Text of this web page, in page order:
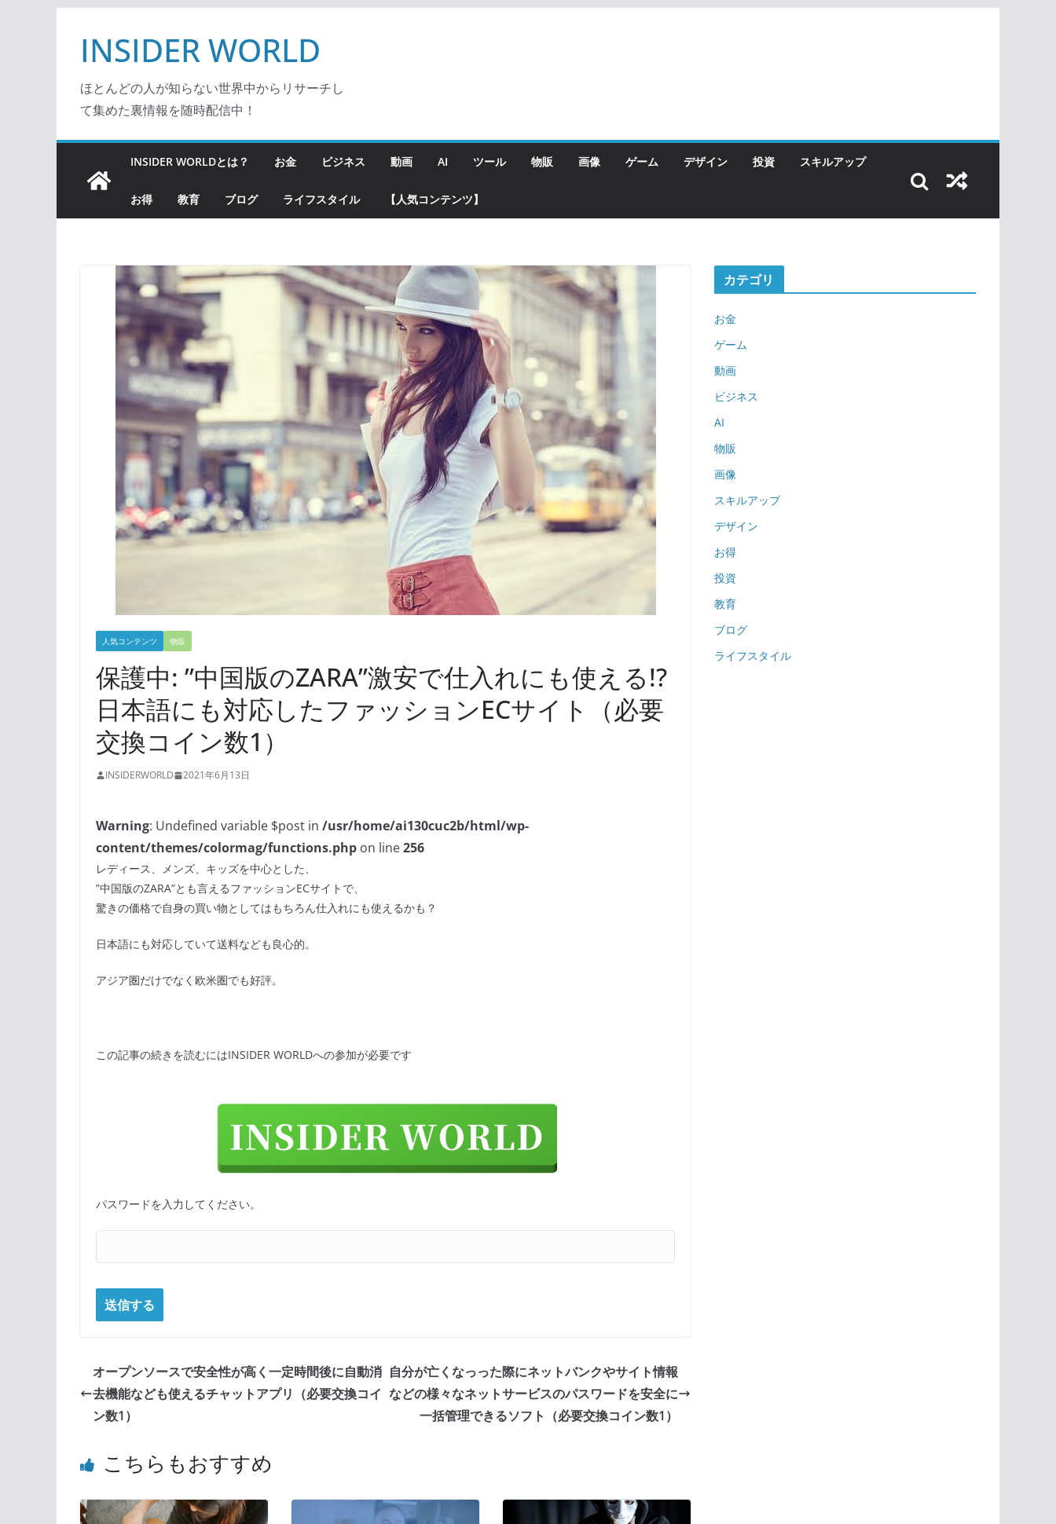
プ
INSIDER WORLD
ほとんどの人が知らない世界中からリサーチし
て集めた裏情報を随時配信中！
INSIDER WORLDとは？ お金 ビジネス 動画 AI ツール 物販 画像 ゲーム デザイン 投資 スキルアップ
お得 教育 ブログ ライフスタイル 【人気コンテンツ】
人気コンテンツ 物販
保護中: ”中国版のZARA”激安で仕入れにも使える!?
日本語にも対応したファッションECサイト（必要
交換コイン数1）
INSIDERWORLD 2021年6月13日
Warning: Undefined variable $post in /usr/home/ai130cuc2b/html/wp-
content/themes/colormag/functions.php on line256
レディース、メンズ、キッズを中心とした、
”中国版のZARA”とも言えるファッションECサイトで、
驚きの価格で自身の買い物としてはもちろん仕入れにも使えるかも？
日本語にも対応していて送料なども良心的。
アジア圏だけでなく欧米圏でも好評。
この記事の続きを読むにはINSIDER WORLDへの参加が必要です
パスワードを入力してください。
オープンソースで安全性が高く一定時間後に自動消
去機能なども使えるチャットアプリ（必要交換コイ
ン数1）
自分が亡くなっった際にネットバンクやサイト情報
などの様々なネットサービスのパスワードを安全に
一括管理できるソフト（必要交換コイン数1）
こちらもおすすめ
カテゴリ
お金
ゲーム
動画
ビジネス
AI
物販
画像
スキルアップ
デザイン
お得
投資
教育
ブログ
ライフスタイル